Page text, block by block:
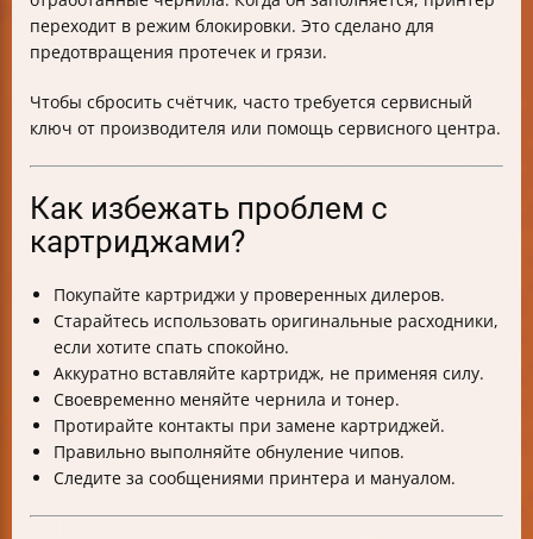
переходит в режим блокировки. Это сделано для
предотвращения протечек и грязи.
Чтобы сбросить счётчик, часто требуется сервисный
ключ от производителя или помощь сервисного центра.
Как избежать проблем с
картриджами?
Покупайте картриджи у проверенных дилеров.
Старайтесь использовать оригинальные расходники,
если хотите спать спокойно.
Аккуратно вставляйте картридж, не применяя силу.
Своевременно меняйте чернила и тонер.
Протирайте контакты при замене картриджей.
Правильно выполняйте обнуление чипов.
Следите за сообщениями принтера и мануалом.